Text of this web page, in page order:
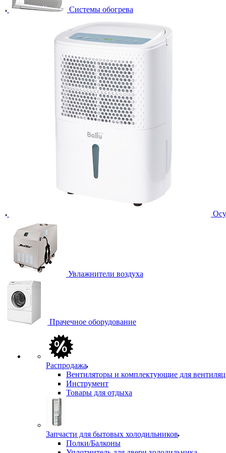
Системы обогрева
Увлажнители воздуха
Прачечное оборудование
Распродажа
Вентиляторы и комплектующие для
Инструмент
Товары для отдыха
Запчасти для бытовых холодильников
Полки/Балконы